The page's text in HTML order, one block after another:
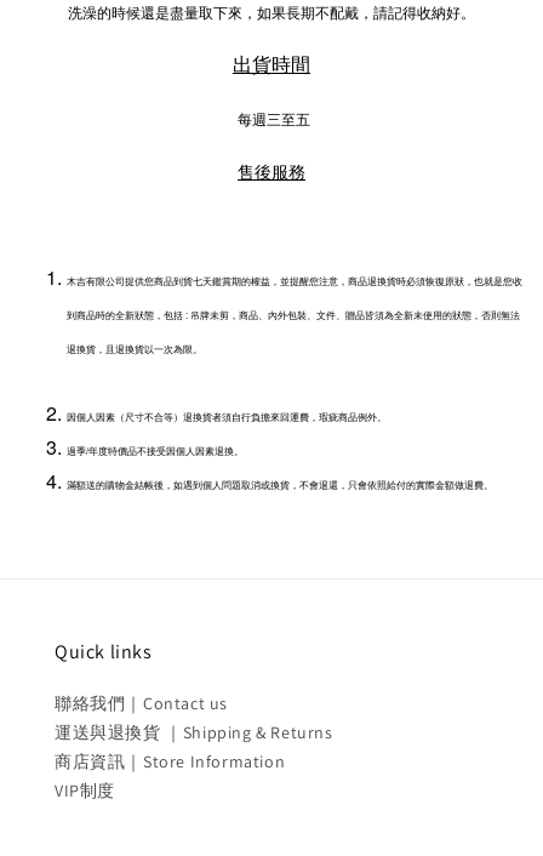
洗澡的時候還是盡量取下來，如果長期不配戴，請記得收納好。
出貨時間
每週三至五
售後服務
木吉有限公司提供您商品到貨七天鑑賞期的權益，並提醒您注意，商品退換貨時必須恢復原狀，也就是您收
到商品時的全新狀態，包括 : 吊牌未剪，商品、內外包裝、文件、贈品皆須為全新未使用的狀態，否則無法
退換貨，且退換貨以一次為限。
因個人因素（尺寸不合等）退換貨者須自行負擔來回運費，瑕疵商品例外。
過季/年度特價品不接受因個人因素退換。
滿額送的購物金結帳後，如遇到個人問題取消或換貨，不會退還，只會依照給付的實際金額做退費。
Quick links
聯絡我們｜Contact us
運送與退換貨 ｜Shipping & Returns
商店資訊｜Store Information
VIP制度